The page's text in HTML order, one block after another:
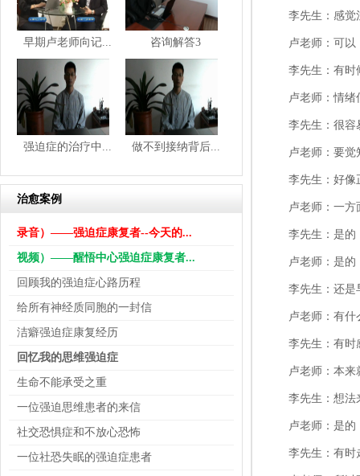
早期卢老师向记... 咨询解答3
强迫症的治疗中... 做不到接纳背后...
治愈案例
录音）——强迫症康复者--今天的...
视频）——醒悟中心强迫症康复者...
回顾我的强迫症心路历程
给所有神经质同胞的一封信
洁癖强迫症康复经历
回忆我的思维强迫症
生命不能承受之重
一位强迫思维患者的来信
社交恐惧症和不放心恐怖
一位社恐失眠的强迫症患者
李先生：感觉
卢老师：可
李先生：有时
卢老师：情
李先生：很容
卢老师：要
李先生：好像
卢老师：一
李先生：是的
卢老师：是
李先生：还是
卢老师：有什
李先生：有时
卢老师：本
李先生：想法
卢老师：是
李先生：有时